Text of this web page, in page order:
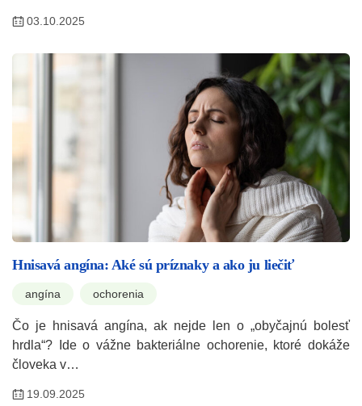
03.10.2025
Hnisavá angína: Aké sú príznaky a ako ju liečiť
angína ochorenia
Čo je hnisavá angína, ak nejde len o „obyčajnú bolesť
hrdla“? Ide o vážne bakteriálne ochorenie, ktoré dokáže
človeka v…
19.09.2025